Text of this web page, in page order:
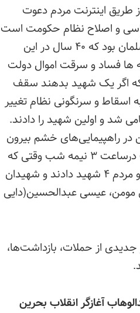
طریق اینترنت مردم دعوت
و اصلاح نظام حکومت است
مهمترین خواسته برکنار کردن نخست وزیر خلیفه بن‌سلمان بود که ۴۰ سال در این
فساد و سرقت اموال دولت
که اگر یک شهید بدهند سقف
اسقاط و سرنگونی نظام تغییر
شد و اولین شهید را دادند.
راهپیمایی‌های خشم بیرون
آمد و در میدان شهدا (لوء لوء) اعتصاب کرد اما حکومت درساعت ۳ نیمه شب وقتی که
اکثر مردم در آن جا خواب بودند به میدان حمله کردند و مردم ۴ شهید دادند و شهیدان
مومن، عیسی عبدالحسین(دایی
از حملات، بازداشت‌ها،
آغازگر انقلاب بحرین